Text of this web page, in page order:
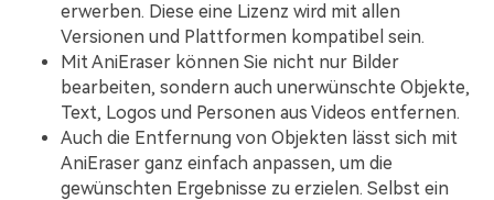
erwerben. Diese eine Lizenz wird mit allen
Versionen und Plattformen kompatibel sein.
Mit AniEraser können Sie nicht nur Bilder
bearbeiten, sondern auch unerwünschte Objekte,
Text, Logos und Personen aus Videos entfernen.
Auch die Entfernung von Objekten lässt sich mit
AniEraser ganz einfach anpassen, um die
gewünschten Ergebnisse zu erzielen. Selbst ein